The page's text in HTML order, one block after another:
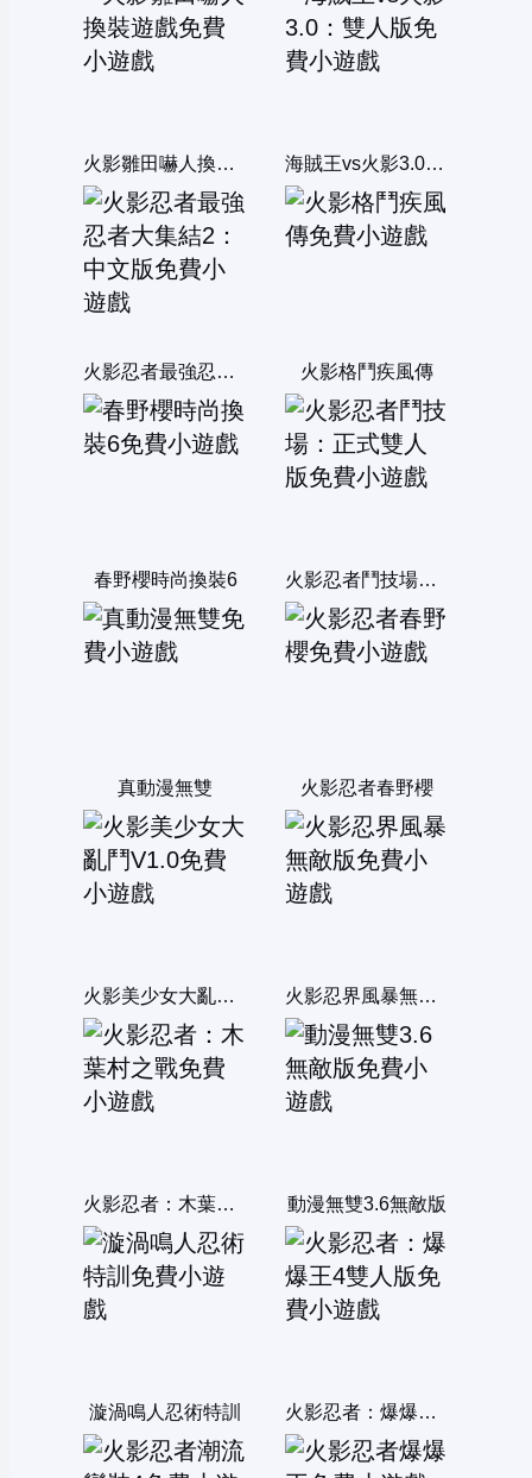
火影雛田嚇人換裝遊戲 海賊王vs火影3.0：雙人版
火影忍者最強忍者大集結2：中文版 火影格鬥疾風傳
春野櫻時尚換裝6 火影忍者鬥技場：正式雙人版
真動漫無雙 火影忍者春野櫻
火影美少女大亂鬥V1.0 火影忍界風暴無敵版
火影忍者：木葉村之戰 動漫無雙3.6無敵版
漩渦鳴人忍術特訓 火影忍者：爆爆王4雙人版